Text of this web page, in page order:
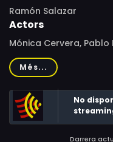
Ramón Salazar
Actors
Mónica Cervera, Pablo
O'Dogherty, Pilar
Palma, Lola Dueñas,
Nimri, María Lalane,
Alcorcón, Pep
Fuster, Fanny de
Sagrario Calero, Geli
Més...
No
Darrera